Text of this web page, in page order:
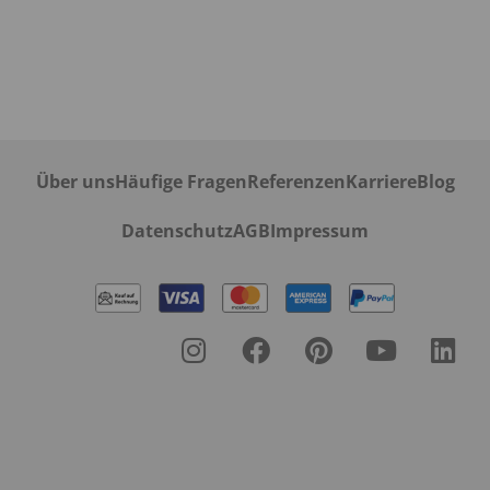
Über unsHäufige FragenReferenzenKarriereBlog
DatenschutzAGBImpressum